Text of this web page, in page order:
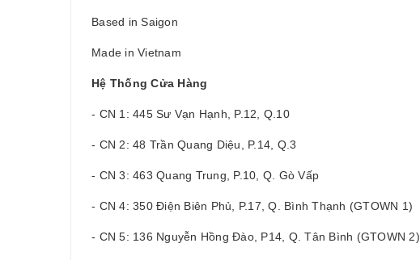
Based in Saigon
Made in Vietnam
Hệ Thống Cửa Hàng
- CN 1: 445 Sư Vạn Hạnh, P.12, Q.10
- CN 2: 48 Trần Quang Diệu, P.14, Q.3
- CN 3: 463 Quang Trung, P.10, Q. Gò Vấp
- CN 4: 350 Điện Biên Phủ, P.17, Q. Bình Thạnh (GTOWN 1)
- CN 5: 136 Nguyễn Hồng Đào, P14, Q. Tân Bình (GTOWN 2)